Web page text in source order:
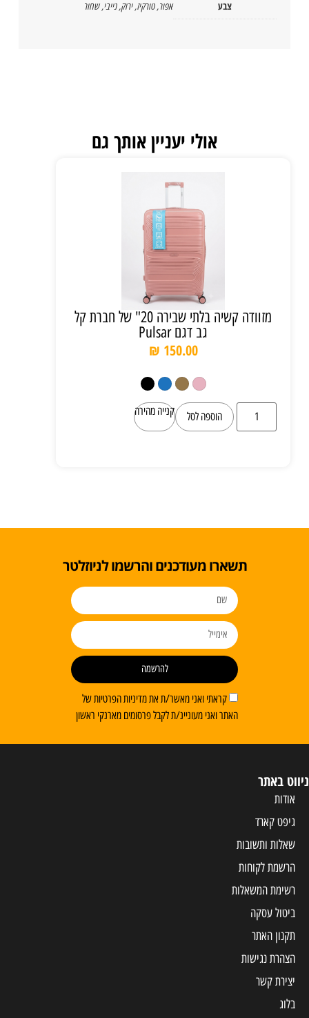
צבע אפור,טורקיז,ירוק,נייבי,שחור
אולי יעניין אותך גם
מזוודה קשיה בלתי שבירה 20" של חברת קל
גב דגם Pulsar
₪ 150.00
הוספה לסל קנייה מהירה
תשארו מעודכנים והרשמו לניוזלטר
קראתי ואני מאשר/ת את מדיניות הפרטיות של
האתר ואני מעוניינ/ת לקבל פרסומים מארנקי ראשון
להרשמה
ניווט באתר
אודות
גיפט קארד
שאלות ותשובות
הרשמת לקוחות
רשימת המשאלות
ביטול עסקה
תקנון האתר
הצהרת נגישות
יצירת קשר
בלוג